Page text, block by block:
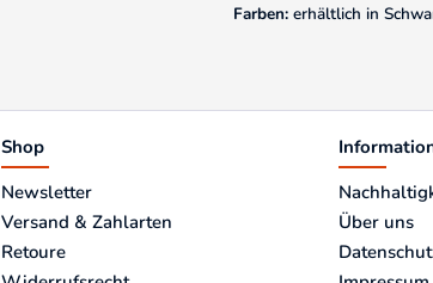
Farben:erhältlich in
Shop
Newsletter
Versand & Zahlarten
Retoure
Über uns